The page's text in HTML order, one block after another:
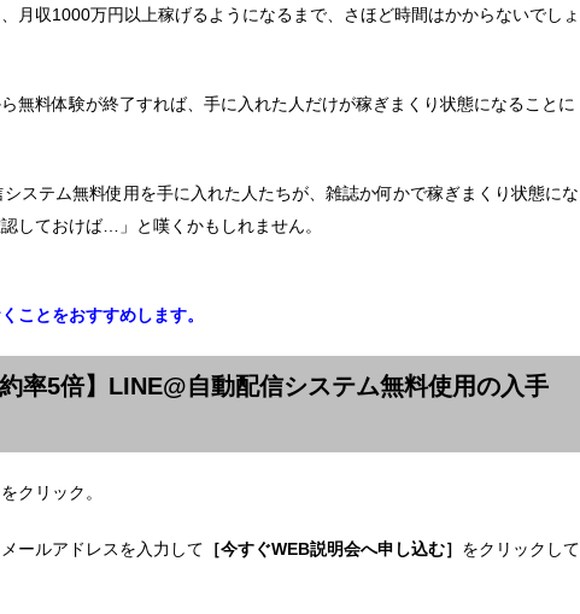
月収1000万円以上稼げるようになるまで、さほど時間はかからないでしょ
無料体験が終了すれば、手に入れた人だけが稼ぎまくり状態になることに
ステム無料使用を手に入れた人たちが、雑誌か何かで稼ぎまくり状態にな
しておけば…」と嘆くかもしれません。
ことをおすすめします。
率5倍】LINE@自動配信システム無料使用の入手
をクリック。
ールアドレスを入力して ［今すぐWEB説明会へ申し込む］ をクリックして